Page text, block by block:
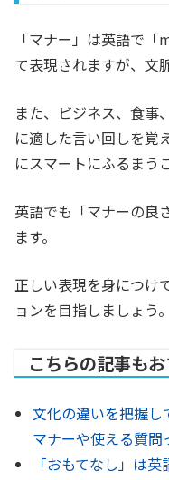
「マナー」は英語で
て表現されますが、文
また、ビジネス、食事
に適した言い回しを覚
にスマートにふるまう
英語でも「マナーの良
ます。
正しい表現を身につけ
ョンを目指しましょう。
こちらの記事も
文化の違いを把握
マナーや使える質問
「おもてなし」は